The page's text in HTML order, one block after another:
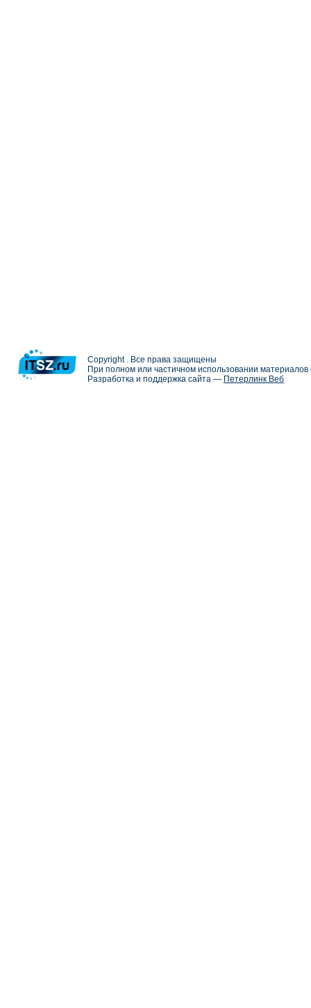
Copyright . Все права защищены
При полном или частичном использовании
Разработка и поддержка сайта — Петерлинк Веб